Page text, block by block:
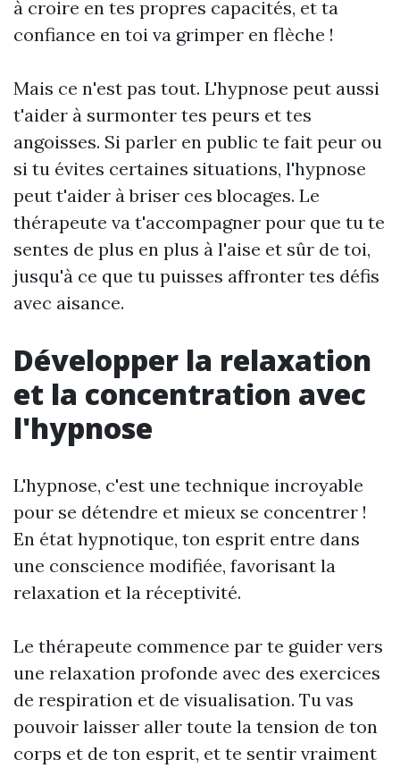
à croire en tes propres capacités, et ta
confiance en toi va grimper en flèche !
Mais ce n'est pas tout. L'hypnose peut aussi
t'aider à surmonter tes peurs et tes
angoisses. Si parler en public te fait peur ou
si tu évites certaines situations, l'hypnose
peut t'aider à briser ces blocages. Le
thérapeute va t'accompagner pour que tu te
sentes de plus en plus à l'aise et sûr de toi,
jusqu'à ce que tu puisses affronter tes défis
avec aisance.
Développer la relaxation
et la concentration avec
l'hypnose
L'hypnose, c'est une technique incroyable
pour se détendre et mieux se concentrer !
En état hypnotique, ton esprit entre dans
une conscience modifiée, favorisant la
relaxation et la réceptivité.
Le thérapeute commence par te guider vers
une relaxation profonde avec des exercices
de respiration et de visualisation. Tu vas
pouvoir laisser aller toute la tension de ton
corps et de ton esprit, et te sentir vraiment